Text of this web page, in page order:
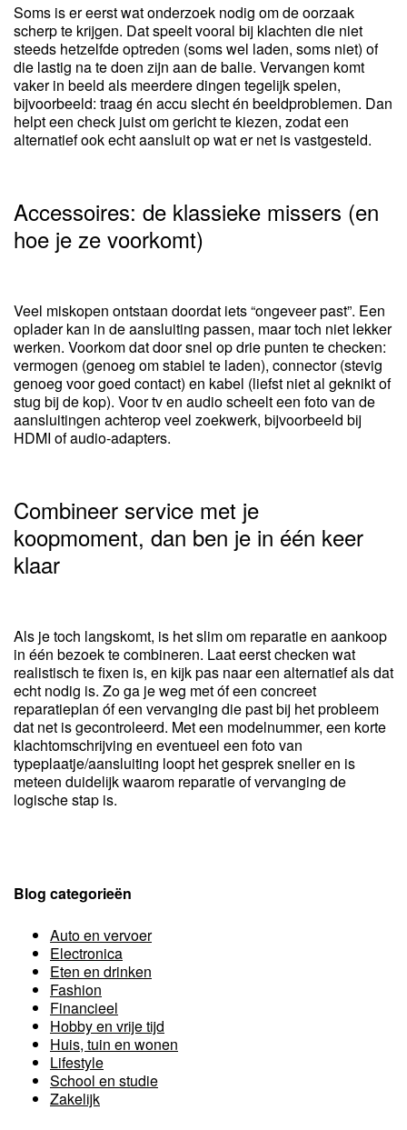
Soms is er eerst wat onderzoek nodig om de oorzaak
scherp te krijgen. Dat speelt vooral bij klachten die niet
steeds hetzelfde optreden (soms wel laden, soms niet) of
die lastig na te doen zijn aan de balie. Vervangen komt
vaker in beeld als meerdere dingen tegelijk spelen,
bijvoorbeeld: traag én accu slecht én beeldproblemen. Dan
helpt een check juist om gericht te kiezen, zodat een
alternatief ook echt aansluit op wat er net is vastgesteld.
Accessoires: de klassieke missers (en
hoe je ze voorkomt)
Veel miskopen ontstaan doordat iets “ongeveer past”. Een
oplader kan in de aansluiting passen, maar toch niet lekker
werken. Voorkom dat door snel op drie punten te checken:
vermogen (genoeg om stabiel te laden), connector (stevig
genoeg voor goed contact) en kabel (liefst niet al geknikt of
stug bij de kop). Voor tv en audio scheelt een foto van de
aansluitingen achterop veel zoekwerk, bijvoorbeeld bij
HDMI of audio-adapters.
Combineer service met je
koopmoment, dan ben je in één keer
klaar
Als je toch langskomt, is het slim om reparatie en aankoop
in één bezoek te combineren. Laat eerst checken wat
realistisch te fixen is, en kijk pas naar een alternatief als dat
echt nodig is. Zo ga je weg met óf een concreet
reparatieplan óf een vervanging die past bij het probleem
dat net is gecontroleerd. Met een modelnummer, een korte
klachtomschrijving en eventueel een foto van
typeplaatje/aansluiting loopt het gesprek sneller en is
meteen duidelijk waarom reparatie of vervanging de
logische stap is.
Blog categorieën
Auto en vervoer
Electronica
Eten en drinken
Fashion
Financieel
Hobby en vrije tijd
Huis, tuin en wonen
Lifestyle
School en studie
Zakelijk